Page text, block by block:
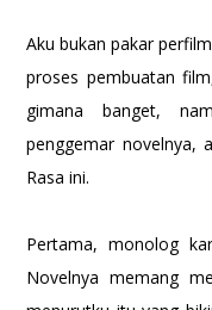
Aku bukan pakar
proses pembuatan
gimana banget,
penggemar novelnya,
Rasa ini.
Pertama, monolog
Novelnya memang